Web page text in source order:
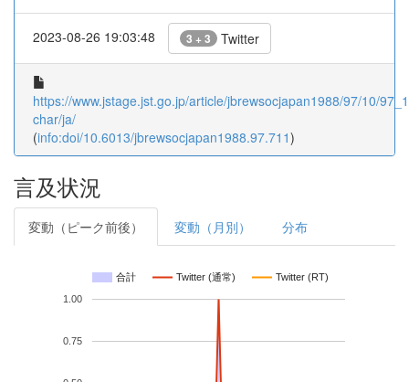
2023-08-26 19:03:48 3 + 3 Twitter
https://www.jstage.jst.go.jp/article/jbrewsocjapan1988/97/10/
char/ja/
(info:doi/10.6013/jbrewsocjapan1988.97.711)
言及状況
変動（ピーク前後） 変動（月別） 分布
合計 Twitter (通常) Twitter (RT)
0.75
1.00